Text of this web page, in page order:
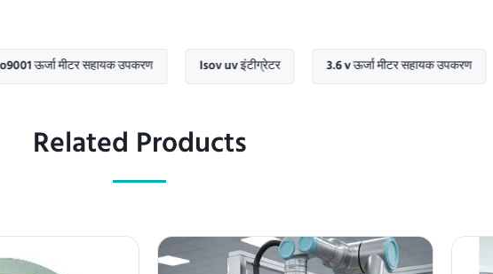
मीटर सहायक उपकरण Isov uv इंटीग्रेटर 3.6 v ऊर्जा मीटर सहायक उपकरण
Related Products